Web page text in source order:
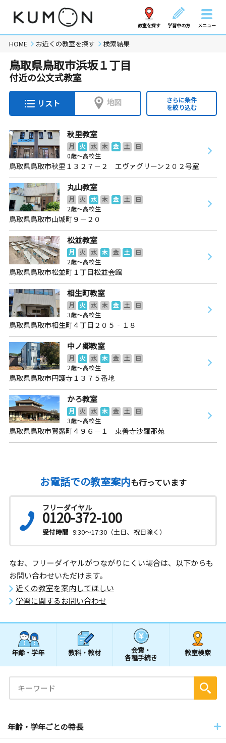
教室を探す 学習中の方 メニュー
HOME お近くの教室を探す 検索結果
鳥取県鳥取市浜坂１丁目
付近の公文式教室
リスト 地図
さらに条件
を絞り込む
秋里教室
月 火 水 木 金 土
日
0歳～高校生
鳥取県鳥取市秋里１３２７－２ エヴァグリーン２０２号室
丸山教室
月 火 水 木 金 土
日
2歳～高校生
鳥取県鳥取市山城町９－２０
松並教室
月 火 水 木 金 土
日
2歳～高校生
鳥取県鳥取市松並町１丁目松並会館
相生町教室
月 火 水 木 金 土
日
3歳～高校生
鳥取県鳥取市相生町４丁目２０５‐１８
中ノ郷教室
月 火 水 木 金 土
日
2歳～高校生
鳥取県鳥取市円護寺１３７５番地
かろ教室
月 火 水 木 金 土
日
3歳～高校生
鳥取県鳥取市賀露町４９６－１ 東善寺沙羅那苑
お電話での教室案内も行っています
フリーダイヤル
0120-372-100
受付時間 9:30～17:30（土日、祝日除く）
なお、フリーダイヤルがつながりにくい場合は、以下からも
お問い合わせいただけます。
近くの教室を案内してほしい
学習に関するお問い合わせ
年齢・学年 教科・教材 会費・
各種手続き
教室検索
年齢・学年ごとの特長